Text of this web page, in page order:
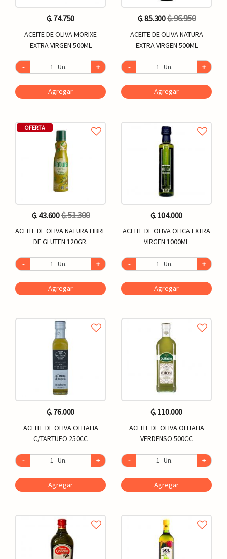
₲. 74.750
ACEITE DE OLIVA MORIXE
EXTRA VIRGEN 500ML
- Un. +
Agregar
₲. 85.300₲. 96.950
ACEITE DE OLIVA NATURA
EXTRA VIRGEN 500ML
- Un. +
Agregar
OFERTA
₲. 43.600₲. 51.300
ACEITE DE OLIVA NATURA LIBRE
DE GLUTEN 120GR.
- Un. +
Agregar
₲. 104.000
ACEITE DE OLIVA OLICA EXTRA
VIRGEN 1000ML
- Un. +
Agregar
₲. 76.000
ACEITE DE OLIVA OLITALIA
C/TARTUFO 250CC
- Un. +
Agregar
₲. 110.000
ACEITE DE OLIVA OLITALIA
VERDENSO 500CC
- Un. +
Agregar